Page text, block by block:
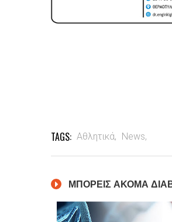
TAGS: Αθλητικά, News,
ΜΠΟΡΕΙΣ ΑΚΟΜΑ